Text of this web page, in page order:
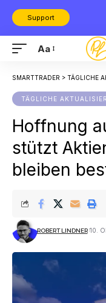
Support
Aa
SMARTTRADER > TÄGLICHE
TÄGLICHE
Hoffnung
stützt
bleiben
ROBERT LINDNER 10.